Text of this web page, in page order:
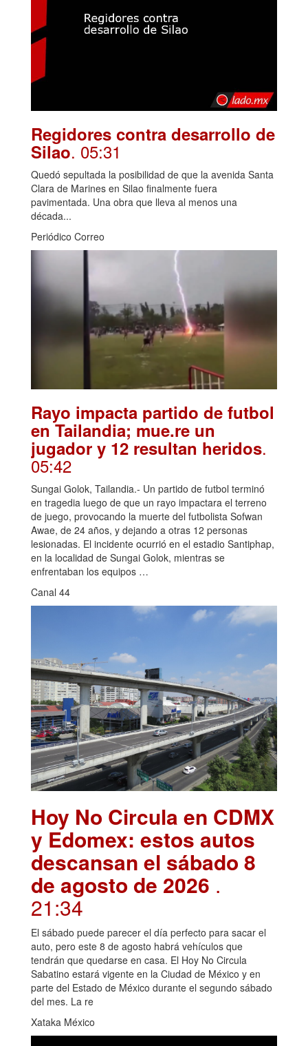
Regidores contra desarrollo de
Silao. 05:31
Quedó sepultada la posibilidad de que la avenida Santa
Clara de Marines en Silao finalmente fuera
pavimentada. Una obra que lleva al menos una
década...
Periódico Correo
Rayo impacta partido de futbol
en Tailandia; mue.re un
jugador y 12 resultan heridos.
05:42
Sungai Golok, Tailandia.- Un partido de futbol terminó
en tragedia luego de que un rayo impactara el terreno
de juego, provocando la muerte del futbolista Sofwan
Awae, de 24 años, y dejando a otras 12 personas
lesionadas. El incidente ocurrió en el estadio Santiphap,
en la localidad de Sungai Golok, mientras se
enfrentaban los equipos …
Canal 44
Hoy No Circula en CDMX
y Edomex: estos autos
descansan el sábado 8
de agosto de 2026 .
21:34
El sábado puede parecer el día perfecto para sacar el
auto, pero este 8 de agosto habrá vehículos que
tendrán que quedarse en casa. El Hoy No Circula
Sabatino estará vigente en la Ciudad de México y en
parte del Estado de México durante el segundo sábado
del mes. La re
Xataka México